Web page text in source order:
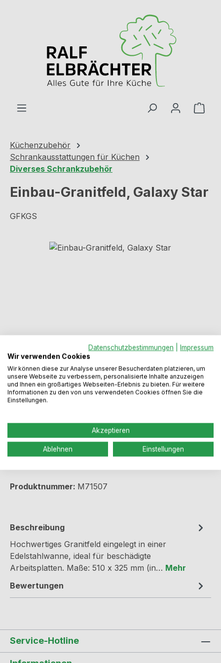
Küchenzubehör
Schrankausstattungen für Küchen
Diverses Schrankzubehör
Einbau-Granitfeld, Galaxy Star
GFKGS
Bildergalerie überspringen
Regulärer Preis:
166,99 €
Preise inkl. MwSt. zzgl. Versandkosten
Sofort verfügbar, Lieferzeit: 2-5 Werktage
Produkt Anzahl: Gib den gewünschten
In den Warenkorb
Produktnummer: M71507
Beschreibung
Hochwertiges Granitfeld eingelegt in einer
Edelstahlwanne, ideal für beschädigte
Arbeitsplatten. Maße: 510 x 325 mm (in… Mehr
Bewertungen
Service-Hotline
Datenschutzbestimmungen
Impressum
Wir verwenden Cookies
Wir können diese zur Analyse unserer Besucherdaten platzieren, um
unsere Webseite zu verbessern, personalisierte Inhalte anzuzeigen
und Ihnen ein großartiges Webseiten-Erlebnis zu bieten. Für weitere
Informationen zu den von uns verwendeten Cookies öffnen Sie die
Einstellungen.
Akzeptieren
Ablehnen Einstellungen